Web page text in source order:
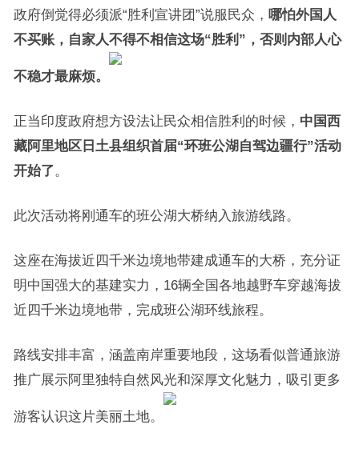
政府倒觉得必须派“胜利宣讲团”说服民众， 哪怕外国人
不买账，自家人不得不相信这场“胜利”，否则内部人心
不稳才最麻烦。
正当印度政府想方设法让民众相信胜利的时候， 中国西
藏阿里地区日土县组织首届“环班公湖自驾边疆行”活动
开始了 。
此次活动将刚通车的班公湖大桥纳入旅游线路。
这座在海拔近四千米边境地带建成通车的大桥，充分证
明中国强大的基建实力，16辆全国各地越野车穿越海拔
近四千米边境地带，完成班公湖环线旅程。
路线安排丰富，涵盖南岸重要地段，这场看似普通旅游
推广展示阿里独特自然风光和深厚文化魅力，吸引更多
游客认识这片美丽土地。